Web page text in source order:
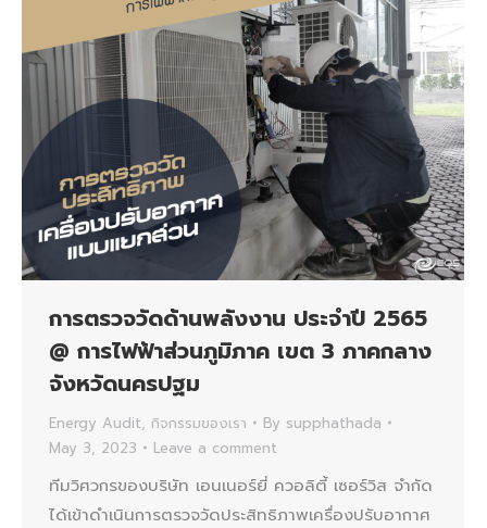
การตรวจวัดด้านพลังงาน ประจำปี 2565
@ การไฟฟ้าส่วนภูมิภาค เขต 3 ภาคกลาง
จังหวัดนครปฐม
Energy Audit, กิจกรรมของเรา By supphathada
May 3, 2023
Leave a comment
ทีมวิศวกรของบริษัท เอนเนอร์ยี่ ควอลิตี้ เซอร์วิส จำกัด
ได้เข้าดำเนินการตรวจวัดประสิทธิภาพเครื่องปรับอากาศ